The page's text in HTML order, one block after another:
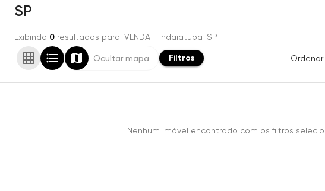
SP
Exibindo 0 resultados para: VENDA - Indaiatuba-SP
Ocultar mapa Filtros Ordenar
Nenhum imóvel encontrado com os filtros